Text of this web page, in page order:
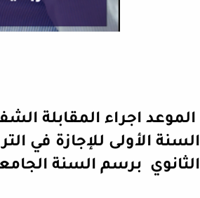
الثانوي  برسم السنة الجامعية 2023-